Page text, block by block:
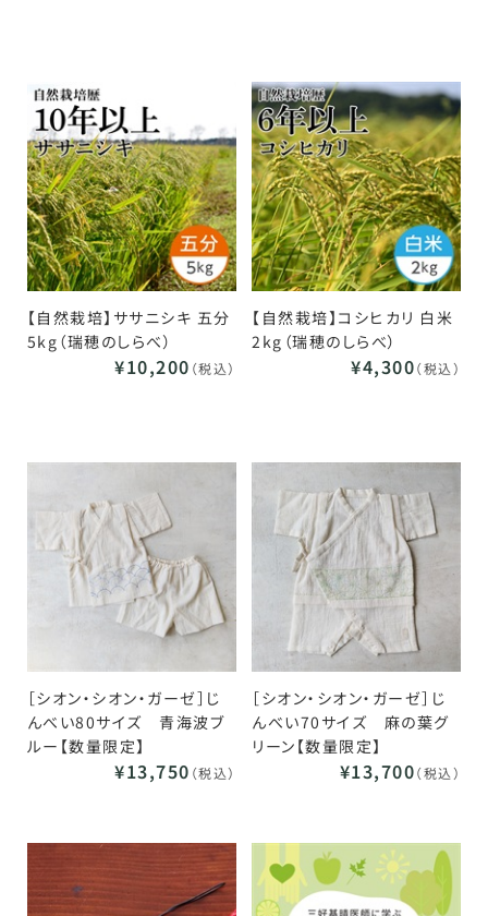
【自然栽培】ササニシキ 五分
5kg（瑞穂のしらべ）
¥10,200 （税込）
【自然栽培】コシヒカリ 白米
2kg（瑞穂のしらべ）
¥4,300（税込）
［シオン・シオン・ガーゼ］じ
んべい80サイズ 青海波ブ
ルー【数量限定】
¥13,750 （税込）
［シオン・シオン・ガーゼ］じ
んべい70サイズ 麻の葉グ
リーン【数量限定】
¥13,700（税込）